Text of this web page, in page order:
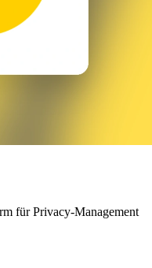
für Privacy-Management